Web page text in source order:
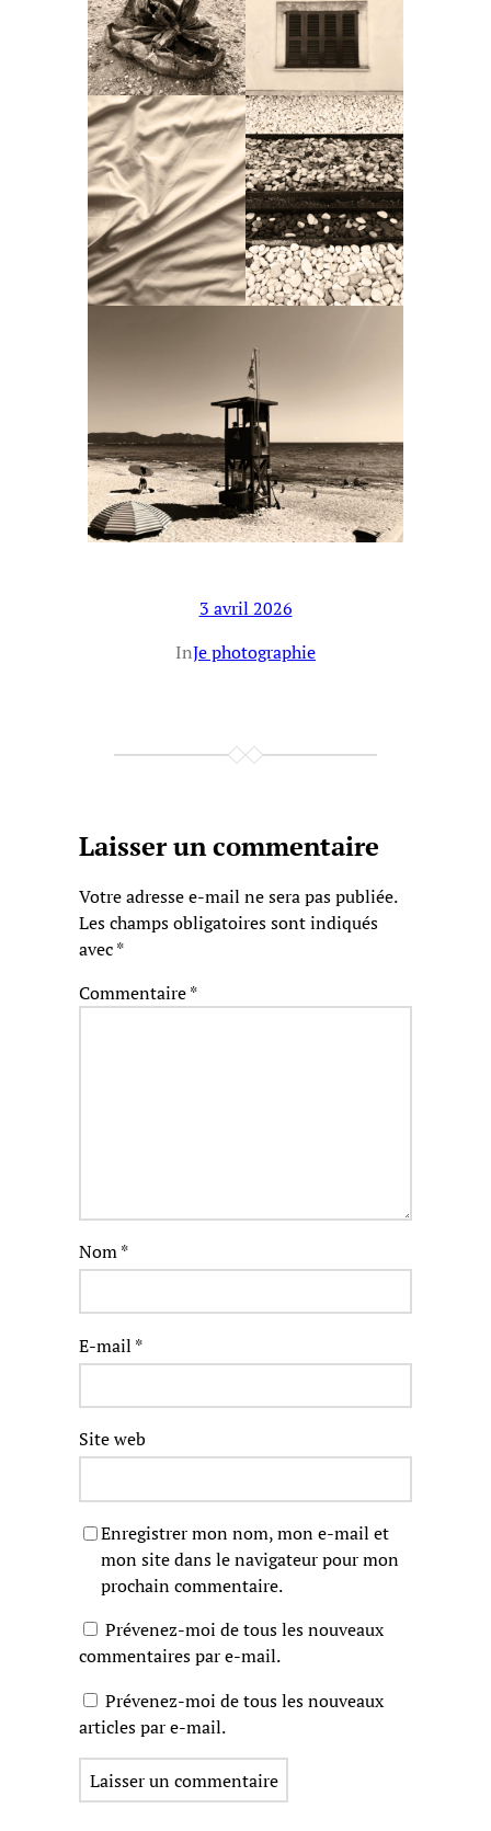
3 avril 2026
InJe photographie
Laisser un commentaire
Votre adresse e-mail ne sera pas publiée.
Les champs obligatoires sont indiqués
avec*
Commentaire*
Nom*
E-mail *
Site web
Enregistrer mon nom, mon e-mail et
mon site dans le navigateur pour mon
prochain commentaire.
Prévenez-moi de tous les nouveaux
commentaires par e-mail.
Prévenez-moi de tous les nouveaux
articles par e-mail.